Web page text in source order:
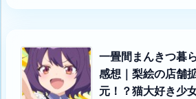
一畳間まんきつ
感想｜梨絵の店舗
元！？猫大好き少